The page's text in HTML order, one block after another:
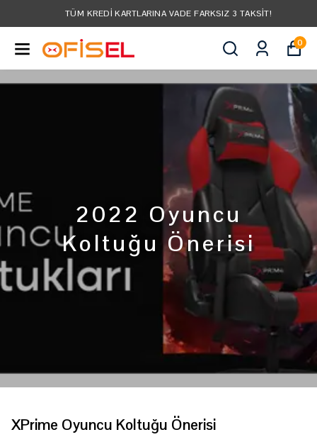
TÜM KREDI KARTLARINA VADE FARKSIZ 3 TAKSIT!
0
2022 Oyuncu
Koltuğu Önerisi
XPrime Oyuncu Koltuğu Önerisi